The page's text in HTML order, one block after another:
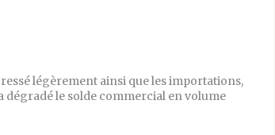
légèrement ainsi que les importations,
dégradé le solde commercial en volume